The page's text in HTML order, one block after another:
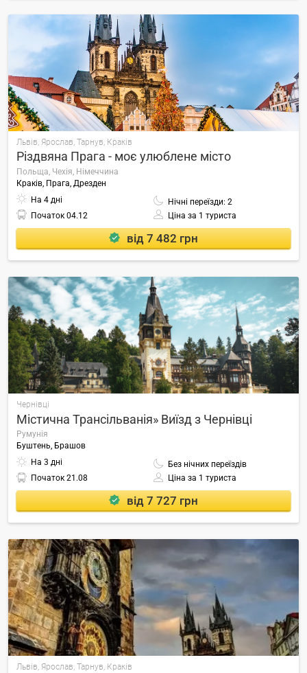
Львів, Ярослав, Тарнув, Краків
Різдвяна Прага - моє улюблене місто
Польща, Чехія, Німеччина
Краків, Прага, Дрезден
На 4 дні
Нічні переїзди: 2
Початок 04.12 Ціна за 1 туриста
від 7 482 грн
Чернівці
Містична Трансільванія» Виїзд з Чернівці
Румунія
Буштень, Брашов
На 3 дні
Без нічних переїздів
Початок 21.08 Ціна за 1 туриста
від 7 727 грн
Львів, Ярослав, Тарнув, Краків